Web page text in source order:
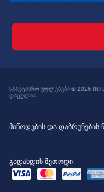
საავტორო უფლებები © 2026
დაცულია
მიწოდების და დაბრუნების
გადახდის მეთოდი: